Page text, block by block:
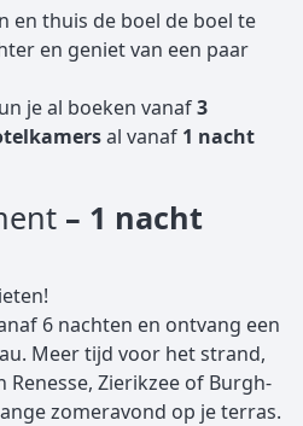
en thuis de boel de boel te
en geniet van een paar
je al boeken vanaf3
al vanaf 1 nacht
– 1 nacht
6 nachten en ontvang een
Meer tijd voor het strand,
Renesse, Zierikzee of Burgh-
zomeravond op je terras.